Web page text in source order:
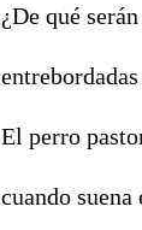
¿De qué
El perro
cuando